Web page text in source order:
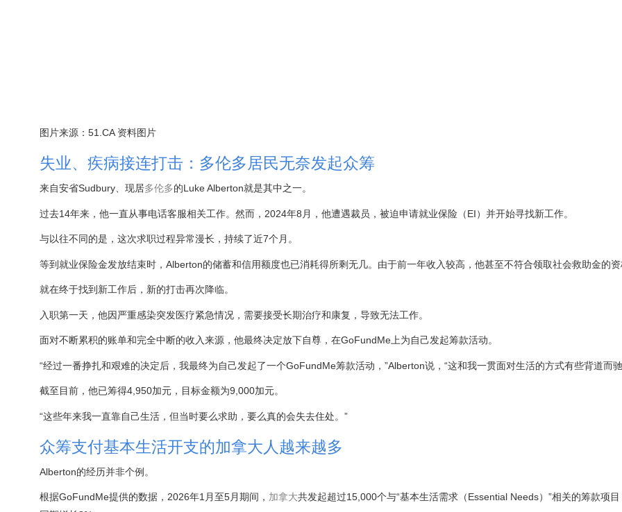
图片来源：51.CA 资料图片
失业、疾病接连打击：多伦多居民无奈发起众筹
来自安省Sudbury、现居多伦多的Luke Alberton就是其中之一。
过去14年来，他一直从事电话客服相关工作。然而，2024年8月，他遭遇裁员，被迫申请就业保险（EI）并开始寻找新工作。
与以往不同的是，这次求职过程异常漫长，持续了近7个月。
等到就业保险金发放结束时，Alberton的储蓄和信用额度也已消耗得所剩无几。由于前一年收入较高，他甚至不符合领取社会救助金的
就在终于找到新工作后，新的打击再次降临。
入职第一天，他因严重感染突发医疗紧急情况，需要接受长期治疗和康复，导致无法工作。
面对不断累积的账单和完全中断的收入来源，他最终决定放下自尊，在GoFundMe上为自己发起筹款活动。
“经过一番挣扎和艰难的决定后，我最终为自己发起了一个GoFundMe筹款活动，”Alberton说，“这和我一贯面对生活的方式有些背道而
截至目前，他已筹得4,950加元，目标金额为9,000加元。
“这些年来我一直靠自己生活，但当时要么求助，要么真的会失去住处。”
众筹支付基本生活开支的加拿大人越来越多
Alberton的经历并非个例。
根据GoFundMe提供的数据，2026年1月至5月期间， 加拿大共发起超过15,000个与“基本生活需求（Essential Needs）”相关的筹款项